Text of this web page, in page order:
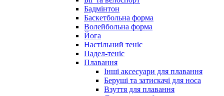
Бадмінтон
Баскетбольна форма
Волейбольна форма
Йога
Настільний теніс
Падел-теніс
Плавання
Інші аксесуари для плавання
Беруші та затискачі для носа
Взуття для плавання